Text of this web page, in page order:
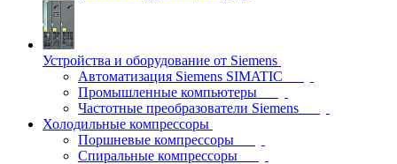
Устройства и оборудование от Siemens
Автоматизация Siemens SIMATIC
Промышленные компьютеры
Частотные преобразователи Siemens
Холодильные компрессоры
Поршневые компрессоры
Спиральные компрессоры